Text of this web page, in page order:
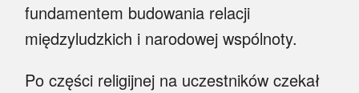
fundamentem budowania relacji
międzyludzkich i narodowej wspólnoty.
Po części religijnej na uczestników czekał